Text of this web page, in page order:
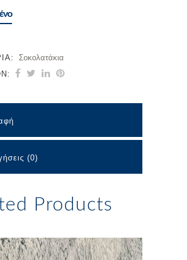
Σοκολατάκια
(0)
Products